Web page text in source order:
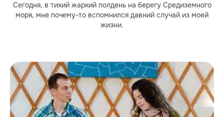
Сегодня, в тихий жаркий полдень на берегу Средиземного
моря, мне почему-то вспомнился давний случай из моей
жизни.